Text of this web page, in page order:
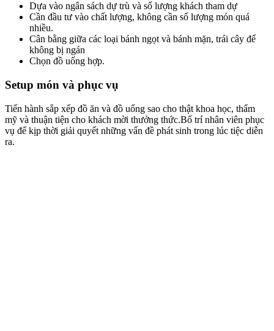
Dựa vào ngân sách dự trù và số lượng khách tham dự
Cần đầu tư vào chất lượng, không cần số lượng món quá
nhiều.
Cân bằng giữa các loại bánh ngọt và bánh mặn, trái cây để
không bị ngán
Chọn đồ uống hợp.
Setup món và phục vụ
Tiến hành sắp xếp đồ ăn và đồ uống sao cho thật khoa học, thẩm
mỹ và thuận tiện cho khách mời thưởng thức.Bố trí nhân viên phục
vụ để kịp thời giải quyết những vấn đề phát sinh trong lúc tiệc diễn
ra.